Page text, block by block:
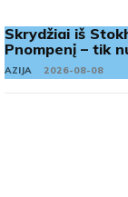
Skrydžiai iš
Pnompenį – tik
AZIJA 2026-08-08